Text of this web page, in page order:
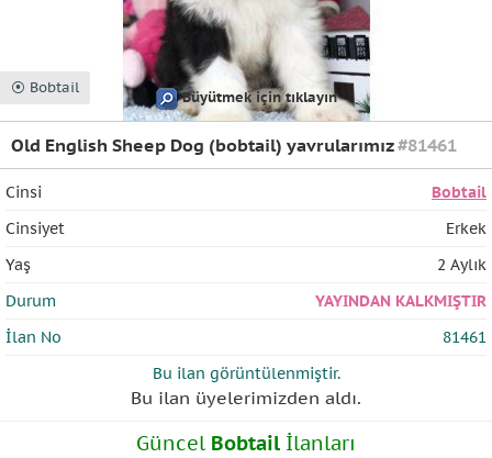
⦿ Bobtail
Büyütmek için tıklayın
Old English Sheep Dog (bobtail) yavrularımız#81461
Cinsi
Bobtail
Cinsiyet
Erkek
Yaş
2 Aylık
Durum
YAYINDAN KALKMIŞTIR
İlan No
81461
Bu ilan görüntülenmiştir.
Bu ilan üyelerimizden aldı.
Güncel Bobtail İlanları